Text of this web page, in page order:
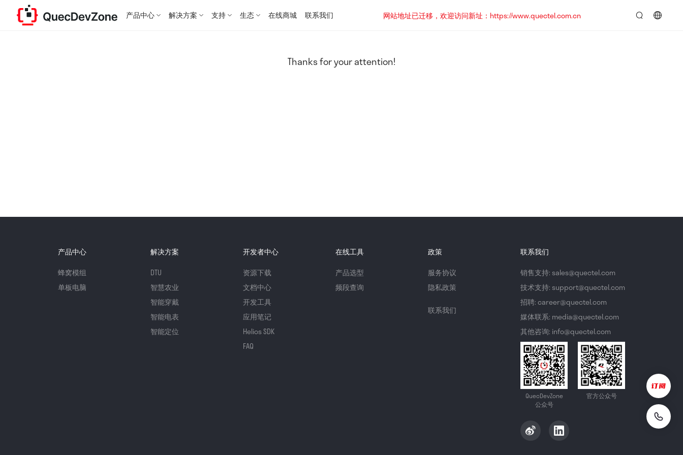
产品中心 解决方案 支持 生态 在线商城 联系我们
网站地址已迁移，欢迎访问新址：https://www.quectel.com.cn
Thanks for your attention!
产品中心
蜂窝模组
单板电脑
解决方案
DTU
智慧农业
智能穿戴
智能电表
智能定位
开发者中心
资源下载
文档中心
开发工具
应用笔记
Helios SDK
FAQ
在线工具
产品选型
频段查询
政策
服务协议
隐私政策
联系我们
联系我们
销售支持: sales@quectel.com
技术支持: support@quectel.com
招聘: career@quectel.com
媒体联系: media@quectel.com
其他咨询: info@quectel.com
QuecDevZone
公众号
官方公众号